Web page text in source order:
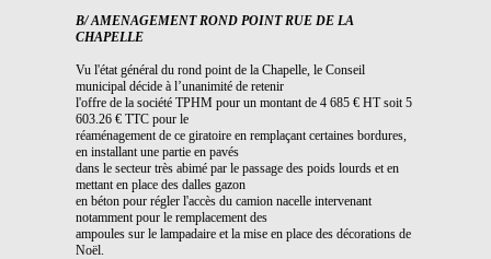
B/ AMENAGEMENT ROND POINT RUE DE LA
CHAPELLE
Vu l'état général du rond point de la Chapelle, le Conseil
municipal décide à l’unanimité de retenir
l'offre de la société TPHM pour un montant de 4 685 € HT soit 5
603.26 € TTC pour le
réaménagement de ce giratoire en remplaçant certaines bordures,
en installant une partie en pavés
dans le secteur très abimé par le passage des poids lourds et en
mettant en place des dalles gazon
en béton pour régler l'accès du camion nacelle intervenant
notamment pour le remplacement des
ampoules sur le lampadaire et la mise en place des décorations de
Noël.